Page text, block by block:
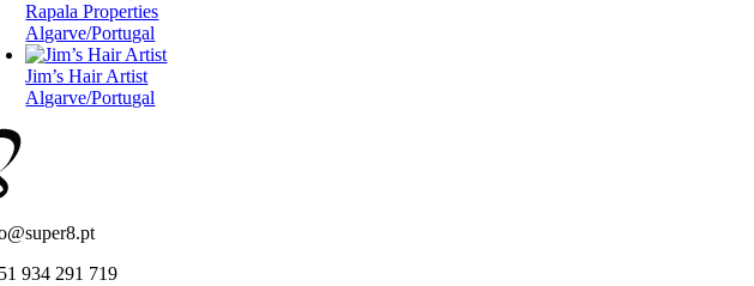
Rapala Properties
Algarve/Portugal
Jim’s Hair Artist
Algarve/Portugal
934 291 719